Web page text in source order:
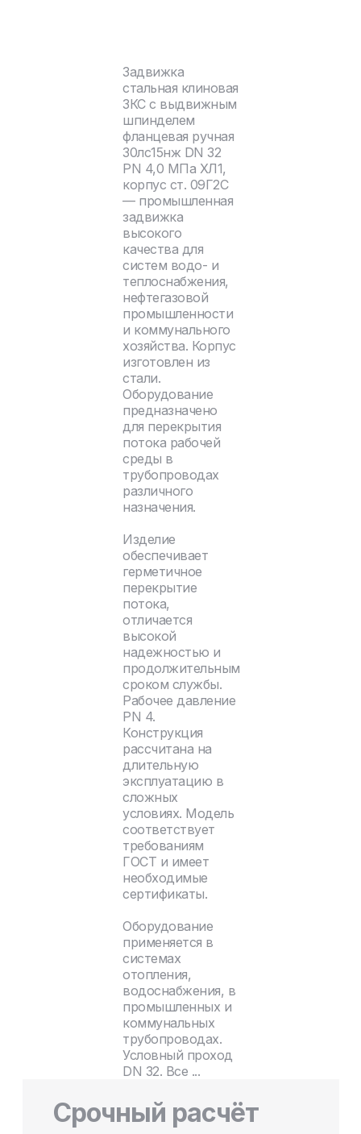
Задвижка
стальная клиновая
ЗКС с выдвижным
шпинделем
фланцевая ручная
30лс15нж DN 32
PN 4,0 МПа ХЛ1,
корпус ст. 09Г2С
— промышленная
задвижка
высокого
качества для
систем водо- и
теплоснабжения,
нефтегазовой
промышленности
и коммунального
хозяйства. Корпус
изготовлен из
стали.
Оборудование
предназначено
для перекрытия
потока рабочей
среды в
трубопроводах
различного
назначения.
Изделие
обеспечивает
герметичное
перекрытие
потока,
отличается
высокой
надежностью и
продолжительным
сроком службы.
Рабочее давление
PN 4.
Конструкция
рассчитана на
длительную
эксплуатацию в
сложных
условиях. Модель
соответствует
требованиям
ГОСТ и имеет
необходимые
сертификаты.
Оборудование
применяется в
системах
отопления,
водоснабжения, в
промышленных и
коммунальных
трубопроводах.
Условный проход
DN 32. Все ...
Срочный расчёт